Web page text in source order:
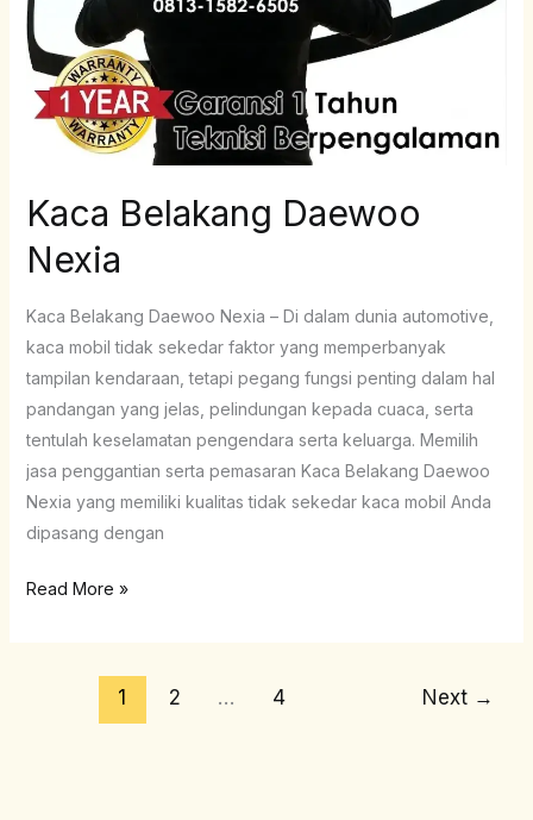
Kaca Belakang Daewoo
Nexia
Kaca Belakang Daewoo Nexia – Di dalam dunia automotive,
kaca mobil tidak sekedar faktor yang memperbanyak
tampilan kendaraan, tetapi pegang fungsi penting dalam hal
pandangan yang jelas, pelindungan kepada cuaca, serta
tentulah keselamatan pengendara serta keluarga. Memilih
jasa penggantian serta pemasaran Kaca Belakang Daewoo
Nexia yang memiliki kualitas tidak sekedar kaca mobil Anda
dipasang dengan
Read More »
1 2 … 4 Next →